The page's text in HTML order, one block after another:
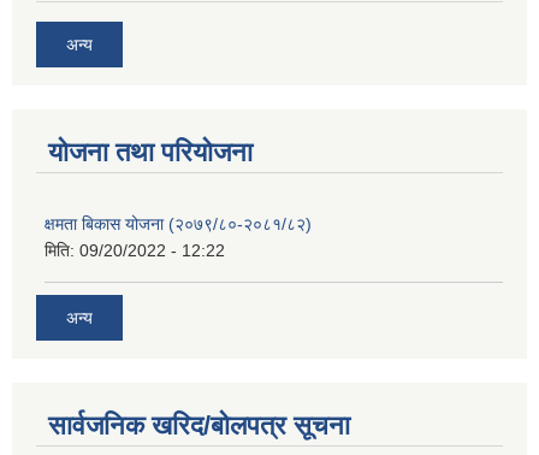
अन्य
याेजना तथा परियाेजना
क्षमता बिकास योजना (२०७९/८०-२०८१/८२)
मिति: 09/20/2022 - 12:22
अन्य
सार्वजनिक खरिद/बोलपत्र सूचना